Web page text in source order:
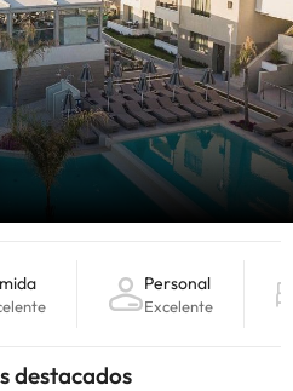
Personal
Excelente
destacados